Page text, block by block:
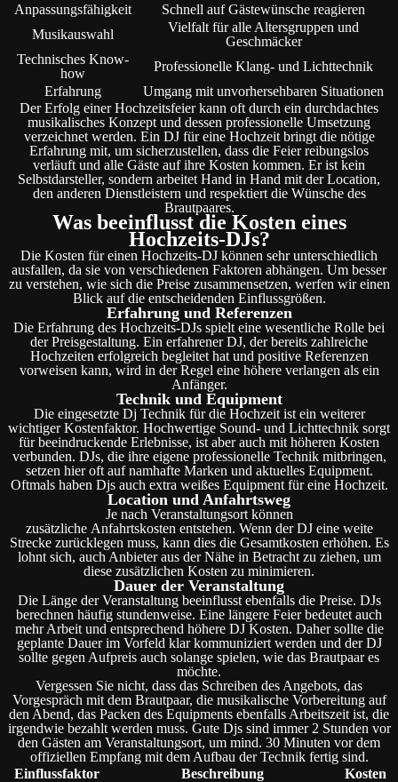
Anpassungsfähigkeit
Schnell auf Gästewünsche reagieren
Musikauswahl
Vielfalt für alle Altersgruppen und
Geschmäcker
Technisches Know-
how
Professionelle Klang- und Lichttechnik
Erfahrung
Umgang mit unvorhersehbaren Situationen
Der Erfolg einer Hochzeitsfeier kann oft durch ein durchdachtes
musikalisches Konzept und dessen professionelle Umsetzung
verzeichnet werden. Ein DJ für eine Hochzeit bringt die nötige
Erfahrung mit, um sicherzustellen, dass die Feier reibungslos
verläuft und alle Gäste auf ihre Kosten kommen. Er ist kein
Selbstdarsteller, sondern arbeitet Hand in Hand mit der Location,
den anderen Dienstleistern und respektiert die Wünsche des
Brautpaares.
Was beeinflusst die Kosten eines
Hochzeits-DJs?
Die Kosten für einen Hochzeits-DJ können sehr unterschiedlich
ausfallen, da sie von verschiedenen Faktoren abhängen. Um besser
zu verstehen, wie sich die Preise zusammensetzen, werfen wir einen
Blick auf die entscheidenden Einflussgrößen.
Erfahrung und Referenzen
Die Erfahrung des Hochzeits-DJs spielt eine wesentliche Rolle bei
der Preisgestaltung. Ein erfahrener DJ, der bereits zahlreiche
Hochzeiten erfolgreich begleitet hat und positive Referenzen
vorweisen kann, wird in der Regel eine höhere verlangen als ein
Anfänger.
Technik und Equipment
Die eingesetzte Dj Technik für die Hochzeit ist ein weiterer
wichtiger Kostenfaktor. Hochwertige Sound- und Lichttechnik sorgt
für beeindruckende Erlebnisse, ist aber auch mit höheren Kosten
verbunden. DJs, die ihre eigene professionelle Technik mitbringen,
setzen hier oft auf namhafte Marken und aktuelles Equipment.
Oftmals haben Djs auch extra weißes Equipment für eine Hochzeit.
Location und Anfahrtsweg
Je nach Veranstaltungsort können
zusätzliche Anfahrtskosten entstehen. Wenn der DJ eine weite
Strecke zurücklegen muss, kann dies die Gesamtkosten erhöhen. Es
lohnt sich, auch Anbieter aus der Nähe in Betracht zu ziehen, um
diese zusätzlichen Kosten zu minimieren.
Dauer der Veranstaltung
Die Länge der Veranstaltung beeinflusst ebenfalls die Preise. DJs
berechnen häufig stundenweise. Eine längere Feier bedeutet auch
mehr Arbeit und entsprechend höhere DJ Kosten. Daher sollte die
geplante Dauer im Vorfeld klar kommuniziert werden und der DJ
sollte gegen Aufpreis auch solange spielen, wie das Brautpaar es
möchte.
Vergessen Sie nicht, dass das Schreiben des Angebots, das
Vorgespräch mit dem Brautpaar, die musikalische Vorbereitung auf
den Abend, das Packen des Equipments ebenfalls Arbeitszeit ist, die
irgendwie bezahlt werden muss. Gute Djs sind immer 2 Stunden vor
den Gästen am Veranstaltungsort, um mind. 30 Minuten vor dem
offiziellen Empfang mit dem Aufbau der Technik fertig sind.
Einflussfaktor
Beschreibung
Kosten